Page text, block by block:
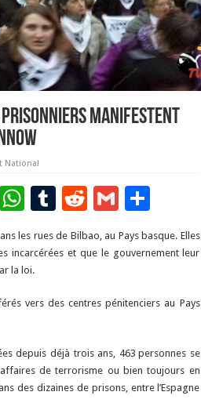
manifestent
National
W
at
sA
p
T
u
m
r
R
d
t
G
ai
P
ta
er
les rues de Bilbao, au Pays basque. Elles
incarcérées et que le gouvernement leur
la loi.
vers des centres pénitenciers au Pays
depuis déjà trois ans, 463 personnes se
de terrorisme ou bien toujours en
des dizaines de prisons, entre l’Espagne